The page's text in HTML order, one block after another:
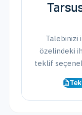
Talebinizi
özelindeki
teklif